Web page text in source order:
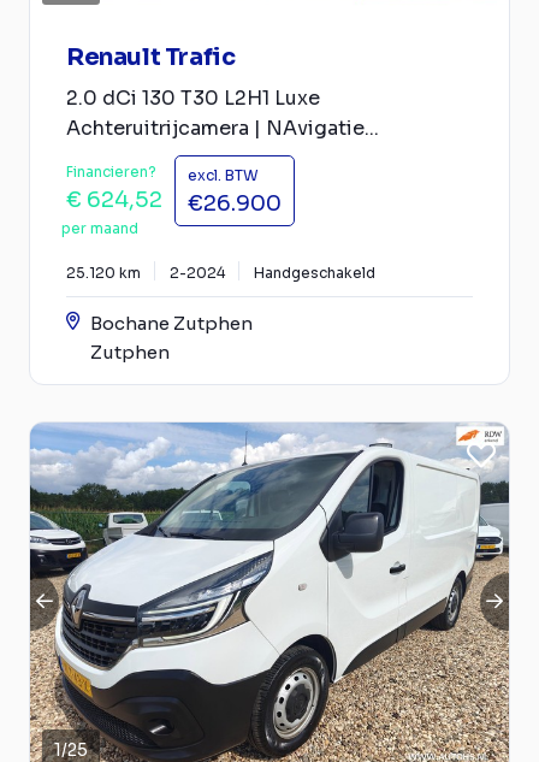
Renault Trafic
2.0 dCi 130 T30 L2H1 Luxe
Achteruitrijcamera | NAvigatie...
Financieren?
€ 624,52
per maand
excl. BTW
€26.900
25.120 km 2-2024 Handgeschakeld
Bochane Zutphen
Zutphen
1/25